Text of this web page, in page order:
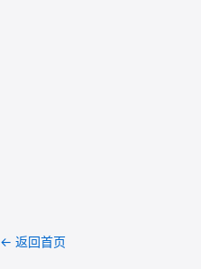
← 返回首页